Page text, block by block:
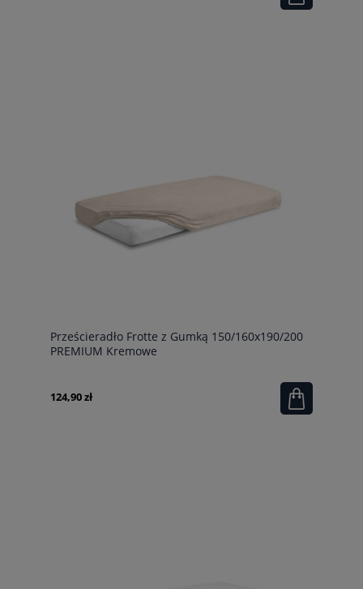
Prześcieradło Frotte z Gumką 150/160x190/200
PREMIUM Kremowe
124,90 zł